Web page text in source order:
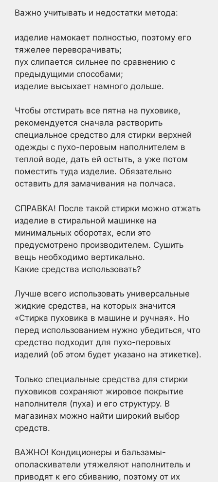
Важно учитывать и недостатки метода:
изделие намокает полностью, поэтому его
тяжелее переворачивать;
пух слипается сильнее по сравнению с
предыдущими способами;
изделие высыхает намного дольше.
Чтобы отстирать все пятна на пуховике,
рекомендуется сначала растворить
специальное средство для стирки верхней
одежды с пухо-перовым наполнителем в
теплой воде, дать ей остыть, а уже потом
поместить туда изделие. Обязательно
оставить для замачивания на полчаса.
СПРАВКА! После такой стирки можно отжать
изделие в стиральной машинке на
минимальных оборотах, если это
предусмотрено производителем. Сушить
вещь необходимо вертикально.
Какие средства использовать?
Лучше всего использовать универсальные
жидкие средства, на которых значится
«Стирка пуховика в машине и ручная». Но
перед использованием нужно убедиться, что
средство подходит для пухо-перовых
изделий (об этом будет указано на этикетке).
Только специальные средства для стирки
пуховиков сохраняют жировое покрытие
наполнителя (пуха) и его структуру. В
магазинах можно найти широкий выбор
средств.
ВАЖНО! Кондиционеры и бальзамы-
ополаскиватели утяжеляют наполнитель и
приводят к его сбиванию, поэтому от их